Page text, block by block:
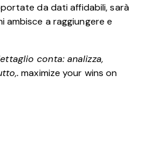
da dati affidabili, sarà
ambisce a raggiungere e
conta: analizza,
maximize your wins on